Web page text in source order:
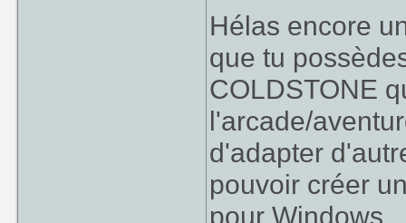
Hélas encore
que tu
COLDSTONE
l'arcade/
d'adapter
pouvoir créer
pour Windows.